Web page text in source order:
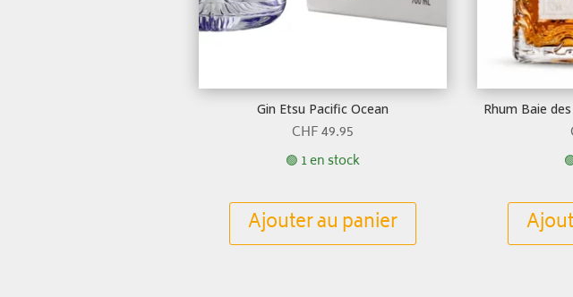
Gin Etsu Pacific Ocean
CHF49.95
🟢 1 en stock
Ajouter au panier
Rhum Baie